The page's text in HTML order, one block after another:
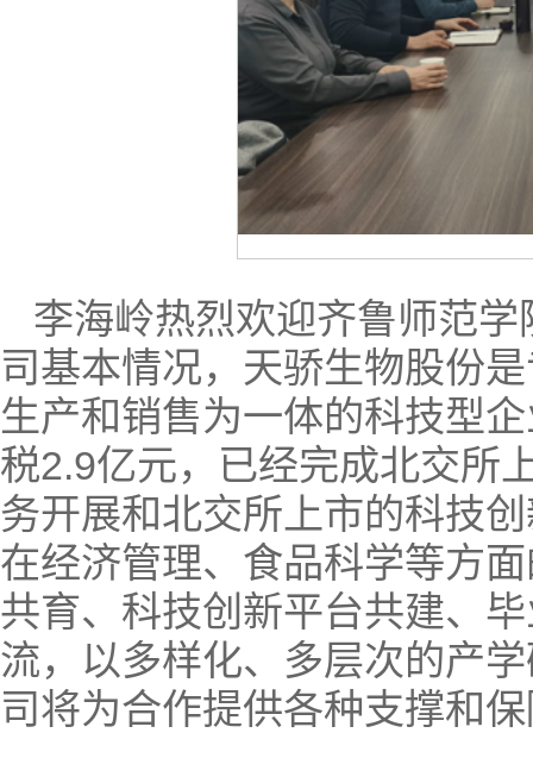
李海岭热烈欢迎齐鲁师范
司基本情况，天骄生物股份
生产和销售为一体的科技型
税2.9亿元，已经完成北交所
务开展和北交所上市的科技
在经济管理、食品科学等方
共育、科技创新平台共建、
流，以多样化、多层次的产
司将为合作提供各种支撑和